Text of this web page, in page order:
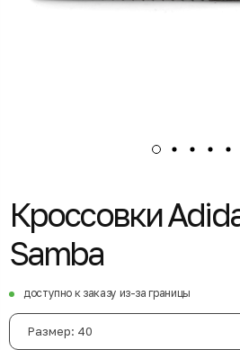
Кроссовки
Samba
доступно к заказу из-за границы
Размер: 40